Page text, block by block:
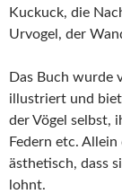
Kuckuck, die
Urvogel, der
Das Buch wurde
illustriert und
der Vögel selbst,
Federn etc.
ästhetisch, dass
lohnt.